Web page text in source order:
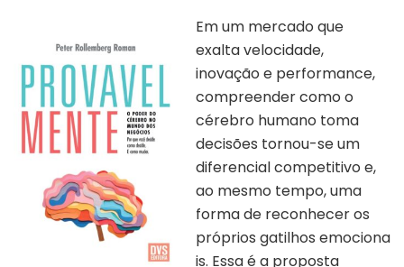
Em um mercado que
exalta velocidade,
inovação e performance,
compreender como o
cérebro humano toma
decisões tornou-se um
diferencial competitivo e,
ao mesmo tempo, uma
forma de reconhecer os
próprios gatilhos emociona
is. Essa é a proposta